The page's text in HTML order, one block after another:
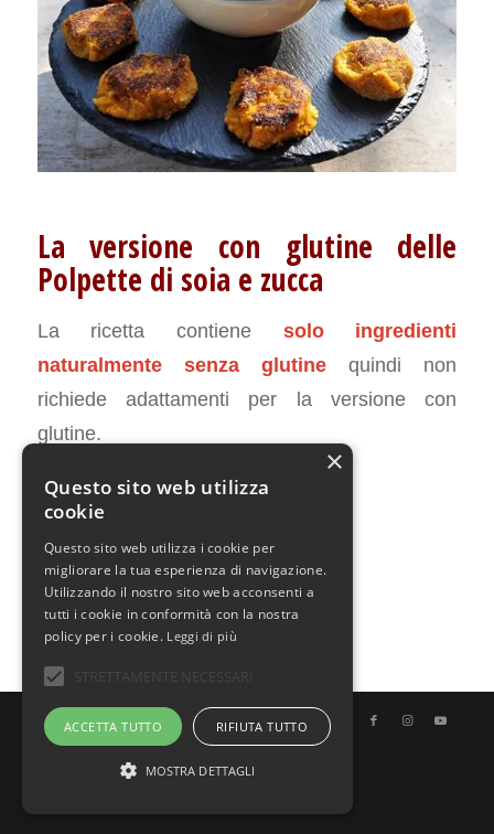
La versione con glutine delle
Polpette di soia e zucca
La ricetta contiene solo ingredienti
naturalmente senza glutinequindi non
richiede adattamenti per la versione con
glutine.
FEBBRAIO 14, 2017 / 0 COMMENTI / DA
© Copyright - Uno Chef per Gaia
Italiano
×
Questo sito web utilizza
cookie
Questo sito web utilizza i cookie per
migliorare la tua esperienza di navigazione.
Utilizzando il nostro sito web acconsenti a
tutti i cookie in conformità con la nostra
policy per i cookie. Leggi di più
ACCETTA TUTTO RIFIUTA TUTTO
MOSTRA DETTAGLI